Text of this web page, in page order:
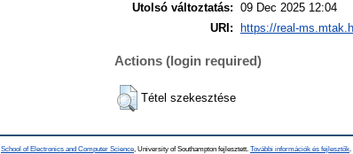
Utolsó változtatás: 09 Dec 2025 12:04
URI:
https://real-
Actions (login required)
Tétel szekesztése
School of Electronics and Computer Science , University of Southampton fejlesztett. További információk és fejlesztők